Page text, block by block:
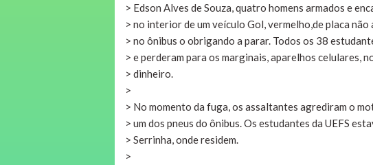
> Edson Alves de Souza, quatro homens armados e
> no interior de um veículo Gol, vermelho,de placa
> no ônibus o obrigando a parar. Todos os 38
> e perderam para os marginais, aparelhos celulares,
> dinheiro.
>
> No momento da fuga, os assaltantes agrediram o
> um dos pneus do ônibus. Os estudantes da UEFS
> Serrinha, onde residem.
>